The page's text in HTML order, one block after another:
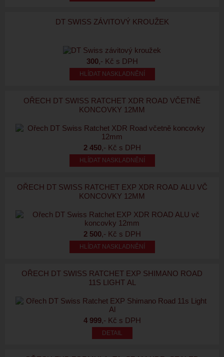
DT SWISS ZÁVITOVÝ KROUŽEK
300,- Kč s DPH
HLÍDAT NASKLADNĚNÍ
OŘECH DT SWISS RATCHET XDR ROAD VČETNĚ
KONCOVKY 12MM
2 450,- Kč s DPH
HLÍDAT NASKLADNĚNÍ
OŘECH DT SWISS RATCHET EXP XDR ROAD ALU VČ
KONCOVKY 12MM
2 500,- Kč s DPH
HLÍDAT NASKLADNĚNÍ
OŘECH DT SWISS RATCHET EXP SHIMANO ROAD
11S LIGHT AL
4 999,- Kč s DPH